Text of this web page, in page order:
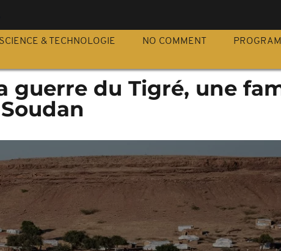
SCIENCE & TECHNOLOGIE NO COMMENT
guerre du Tigré, une